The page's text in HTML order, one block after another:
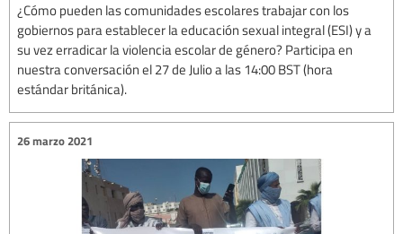
¿Cómo pueden las comunidades escolares trabajar con los
gobiernos para establecer la educación sexual integral (ESI) y a
su vez erradicar la violencia escolar de género? Participa en
nuestra conversación el 27 de Julio a las 14:00 BST (hora
estándar británica).
26 marzo 2021